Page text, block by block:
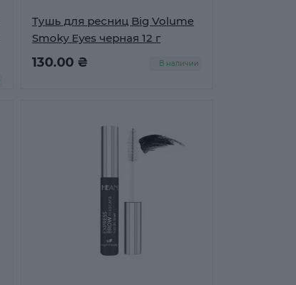
Тушь для ресниц Big Volume
Smoky Eyes черная 12 г
130.00 ₴ В наличии